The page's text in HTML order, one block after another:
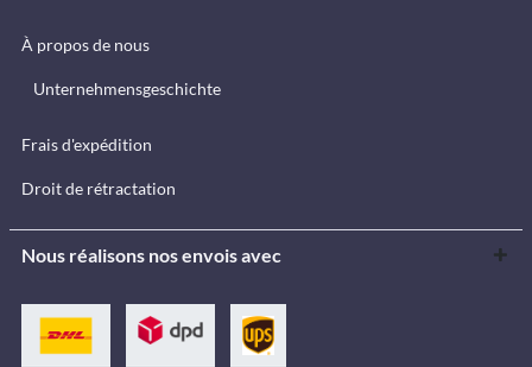
À propos de nous
Unternehmensgeschichte
Frais d'expédition
Droit de rétractation
Nous réalisons nos envois avec